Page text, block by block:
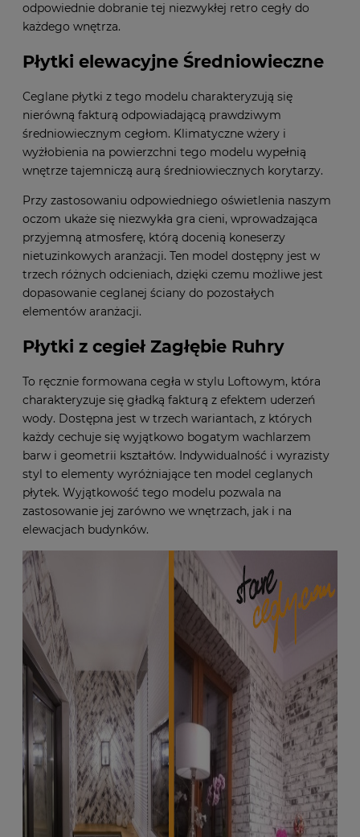
odpowiednie dobranie tej niezwykłej retro cegły do
każdego wnętrza.
Płytki elewacyjne Średniowieczne
Ceglane płytki z tego modelu charakteryzują się
nierówną fakturą odpowiadającą prawdziwym
średniowiecznym cegłom. Klimatyczne wżery i
wyżłobienia na powierzchni tego modelu wypełnią
wnętrze tajemniczą aurą średniowiecznych korytarzy.
Przy zastosowaniu odpowiedniego oświetlenia naszym
oczom ukaże się niezwykła gra cieni, wprowadzająca
przyjemną atmosferę, którą docenią koneserzy
nietuzinkowych aranżacji. Ten model dostępny jest w
trzech różnych odcieniach, dzięki czemu możliwe jest
dopasowanie ceglanej ściany do pozostałych
elementów aranżacji.
Płytki z cegieł Zagłębie Ruhry
To ręcznie formowana cegła w stylu Loftowym, która
charakteryzuje się gładką fakturą z efektem uderzeń
wody. Dostępna jest w trzech wariantach, z których
każdy cechuje się wyjątkowo bogatym wachlarzem
barw i geometrii kształtów. Indywidualność i wyrazisty
styl to elementy wyróżniające ten model ceglanych
płytek. Wyjątkowość tego modelu pozwala na
zastosowanie jej zarówno we wnętrzach, jak i na
elewacjach budynków.